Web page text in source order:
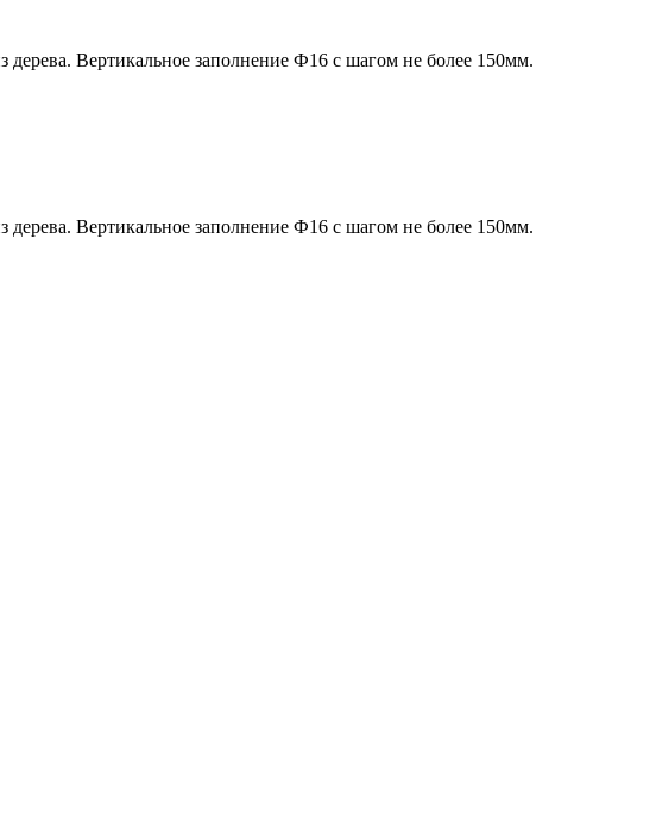
Вертикальное заполнение Ф16 с шагом не более 150мм.
Вертикальное заполнение Ф16 с шагом не более 150мм.